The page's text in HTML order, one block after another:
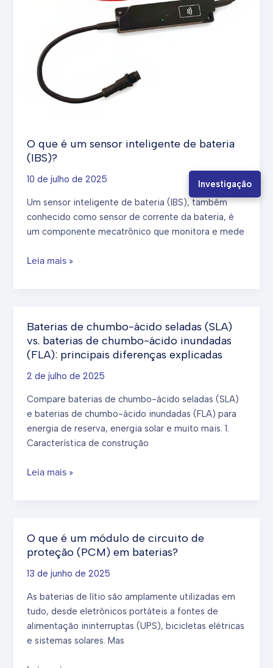
O que é um sensor inteligente de bateria
(IBS)?
10 de julho de 2025
Um sensor inteligente de bateria (IBS), também
conhecido como sensor de corrente da bateria, é
um componente mecatrônico que monitora e mede
O
inteligente
de
bateria
(IBS)?
Leia mais »
Baterias de chumbo-ácido seladas (SLA)
vs. baterias de chumbo-ácido inundadas
(FLA): principais diferenças explicadas
2 de julho de 2025
Compare baterias de chumbo-ácido seladas (SLA)
e baterias de chumbo-ácido inundadas (FLA) para
energia de reserva, energia solar e muito mais. 1.
Característica de construção
Baterias
(SLA)
vs.
baterias
chumbo-
ácido
inundadas
(FLA):
Leia mais »
O que é um módulo de circuito de
proteção (PCM) em baterias?
13 de junho de 2025
As baterias de lítio são amplamente utilizadas em
tudo, desde eletrônicos portáteis a fontes de
alimentação ininterruptas (UPS), bicicletas elétricas
e sistemas solares. Mas
Investigação